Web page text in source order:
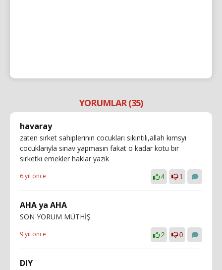
YORUMLAR (35)
havaray
zaten sırket sahıplerının cocukları sıkıntılı,allah kımsyı
cocuklarıyla sınav yapmasın fakat o kadar kotu bır
sırketkı emekler haklar yazık
6 yıl önce 4 1
AHA ya AHA
SON YORUM MÜTHİŞ
9 yıl önce 2 0
DIY